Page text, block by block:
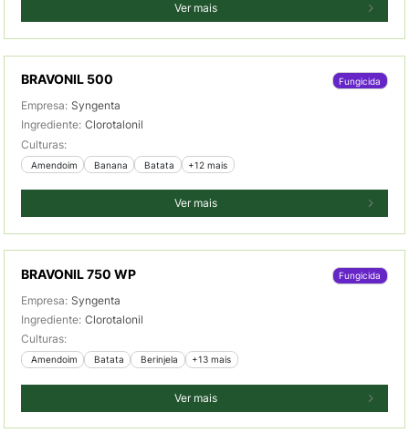
Ver mais
BRAVONIL 500 Fungicida
Empresa: Syngenta
Ingrediente: Clorotalonil
Culturas:
Amendoim Banana Batata +12 mais
Ver mais
BRAVONIL 750 WP Fungicida
Empresa: Syngenta
Ingrediente: Clorotalonil
Culturas:
Amendoim Batata Berinjela +13 mais
Ver mais